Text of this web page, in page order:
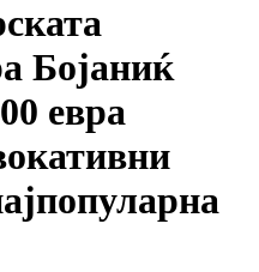
Бојаниќ
евра